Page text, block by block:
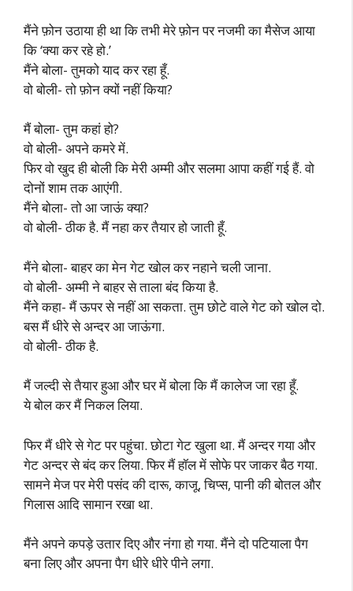
मैंने फ़ोन उठाया ही था कि तभी मेरे फ़ोन पर नजमी का मैसेज आया
कि ‘क्या कर रहे हो.’
मैंने बोला- तुमको याद कर रहा हूँ.
वो बोली- तो फ़ोन क्यों नहीं किया?
मैं बोला- तुम कहां हो?
वो बोली- अपने कमरे में.
फिर वो खुद ही बोली कि मेरी अम्मी और सलमा आपा कहीं गई हैं. वो
दोनों शाम तक आएंगी.
मैंने बोला- तो आ जाऊं क्या?
वो बोली- ठीक है. मैं नहा कर तैयार हो जाती हूँ.
मैंने बोला- बाहर का मेन गेट खोल कर नहाने चली जाना.
वो बोली- अम्मी ने बाहर से ताला बंद किया है.
मैंने कहा- मैं ऊपर से नहीं आ सकता. तुम छोटे वाले गेट को खोल दो.
बस मैं धीरे से अन्दर आ जाऊंगा.
वो बोली- ठीक है.
मैं जल्दी से तैयार हुआ और घर में बोला कि मैं कालेज जा रहा हूँ.
ये बोल कर मैं निकल लिया.
फिर मैं धीरे से गेट पर पहुंचा. छोटा गेट खुला था. मैं अन्दर गया और
गेट अन्दर से बंद कर लिया. फिर मैं हॉल में सोफे पर जाकर बैठ गया.
सामने मेज पर मेरी पसंद की दारू, काजू, चिप्स, पानी की बोतल और
गिलास आदि सामान रखा था.
मैंने अपने कपड़े उतार दिए और नंगा हो गया. मैंने दो पटियाला पैग
बना लिए और अपना पैग धीरे धीरे पीने लगा.